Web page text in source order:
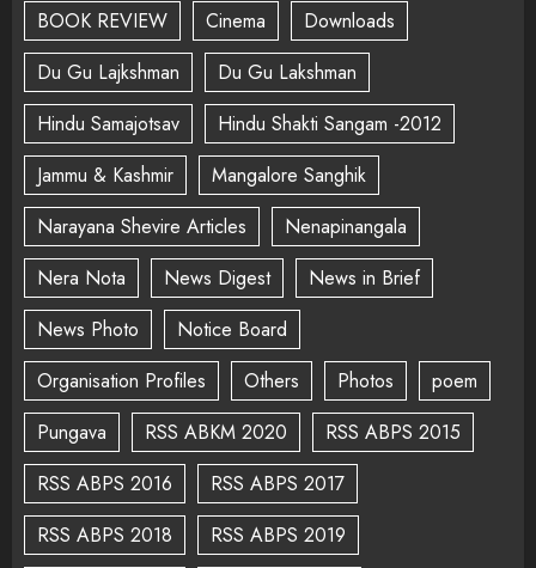
BOOK REVIEW
Cinema
Downloads
Du Gu Lajkshman
Du Gu Lakshman
Hindu Samajotsav
Hindu Shakti Sangam -2012
Jammu & Kashmir
Mangalore Sanghik
Narayana Shevire Articles
Nenapinangala
Nera Nota
News Digest
News in Brief
News Photo
Notice Board
Organisation Profiles
Others Photos
poem
Pungava
RSS ABKM 2020
RSS ABPS 2015
RSS ABPS 2016
RSS ABPS 2017
RSS ABPS 2018
RSS ABPS 2019